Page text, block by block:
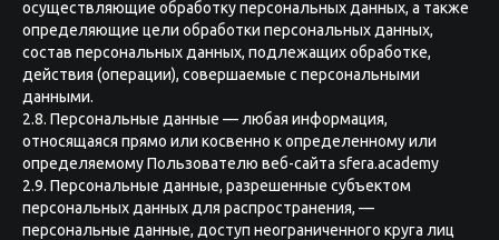
осуществляющие обработку персональных данных, а также
определяющие цели обработки персональных данных,
состав персональных данных, подлежащих обработке,
действия (операции), совершаемые с персональными
данными.
2.8. Персональные данные — любая информация,
относящаяся прямо или косвенно к определенному или
определяемому Пользователю веб-сайта sfera.academy
2.9. Персональные данные, разрешенные субъектом
персональных данных для распространения, —
персональные данные, доступ неограниченного круга лиц